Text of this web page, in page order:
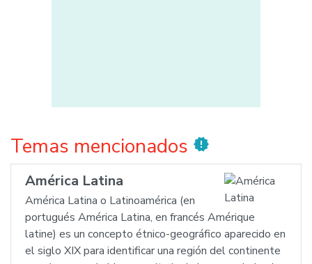
Temas mencionados new_releases
América Latina
América Latina o Latinoamérica (en
portugués América Latina, en francés Amérique
latine) es un concepto étnico-geográfico aparecido en
el siglo XIX para identificar una región del continente